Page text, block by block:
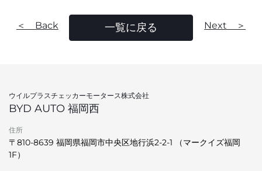
＜ Back 一覧に戻る Next ＞
ウイルプラスチェッカーモータース株式会社
BYD AUTO 福岡西
住所
〒810-8639 福岡県福岡市中央区地行浜2-2-1 （マークイズ福岡
1F）